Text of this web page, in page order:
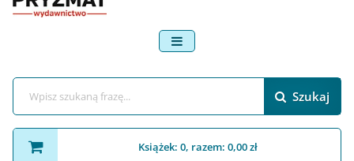
menu
Szukaj
Książek: 0, razem: 0,00 zł